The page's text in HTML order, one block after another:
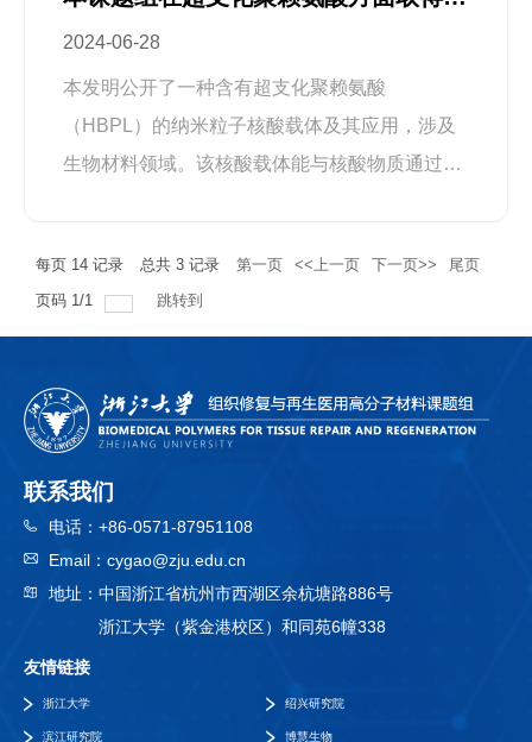
安全、价格低廉、应用广泛。通过力学实验验证
了其优异的强度、韧性和抗疲劳性能，证明了双
网络结构的有效性。该水凝胶能够快速去除
ROS，并对革兰氏阳性菌和革兰氏阴性菌均表现
出有效的杀灭能力。在大鼠伤口模型中，PAHT
中，PAHT水凝胶对抑制HSs形成有显著影响。
具体而言，PAHT水凝胶能够减少瘢痕厚度，减
产生。RNA测序表明，PAHT水凝胶的良好效果
主要源于其有效抵抗MRSA从而缓解炎症反应的
前景，将在感染创面的抗瘢痕形成领域发挥关键
作用。
血材料，自适应性抗组织增生涂层和自适应性组
织再生材料，以及自适应性抗菌材料。对抗菌材
料及其与材料矿化的结合也进行了介绍。图书目
录总绪前言第一章绪论第二章生物材料的表面改
性及构建技术第三章生物材料表面蛋白吸附行为
第七章应用于血管支架表面的自适应性抗增生涂
层第八章自适应性组织再生材料第九章自适应性
合物第十一章硬组织再矿化和抗菌材料
2024-06-28
本发明公开了一种含有超支化聚赖氨酸
（HBPL）的纳米粒子核酸载体及其应用，涉及
生物材料领域。该核酸载体能与核酸物质通过静
供的含有超支化聚赖氨酸的纳米粒子核酸载体具
有较低的细胞毒性，能够成功负载核酸物质进入
因转染载体聚乙酰亚胺（PEI）相比，本申请中
的核酸载体可表现出更高的转染率、更低的细胞
前景。
每页 14 记录 总共 3 记录 第一页 <<上一页 下一页>>
尾页
页码 1/1 跳转到
联系我们
电话： +86-0571-87951108
Email： cygao@zju.edu.cn
地址： 中国浙江省杭州市西湖区余杭塘路886号
浙江大学（紫金港校区）和同苑6幢338
友情链接
浙江大学 绍兴研究院
滨江研究院 博慧生物